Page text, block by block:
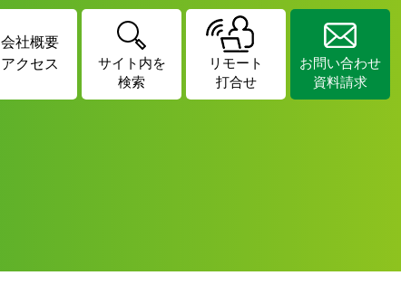
会社概要
アクセス
サイト内を
検索
リモート
打合せ
お問い合わせ
資料請求